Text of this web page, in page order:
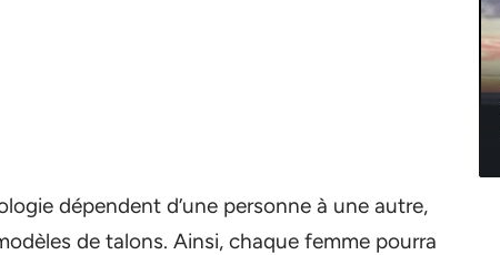
dépendent d’une personne à une autre,
de talons. Ainsi, chaque femme pourra